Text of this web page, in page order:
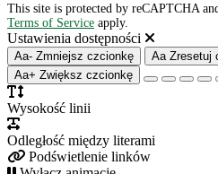
This site is protected by reCAPTCHA
Terms of Service apply.
Ustawienia dostępności
Aa- Zmniejsz czcionkę Aa Zresetuj
Aa+ Zwiększ czcionkę
Wysokość linii
Odległość między literami
Podświetlenie linków